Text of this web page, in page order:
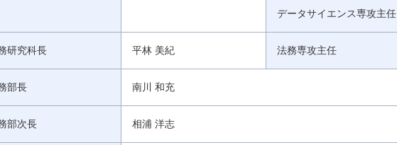
データサイエンス専攻主任
研究科長 平林 美紀 法務専攻主任
部長 南川 和充
部次長 相浦 洋志